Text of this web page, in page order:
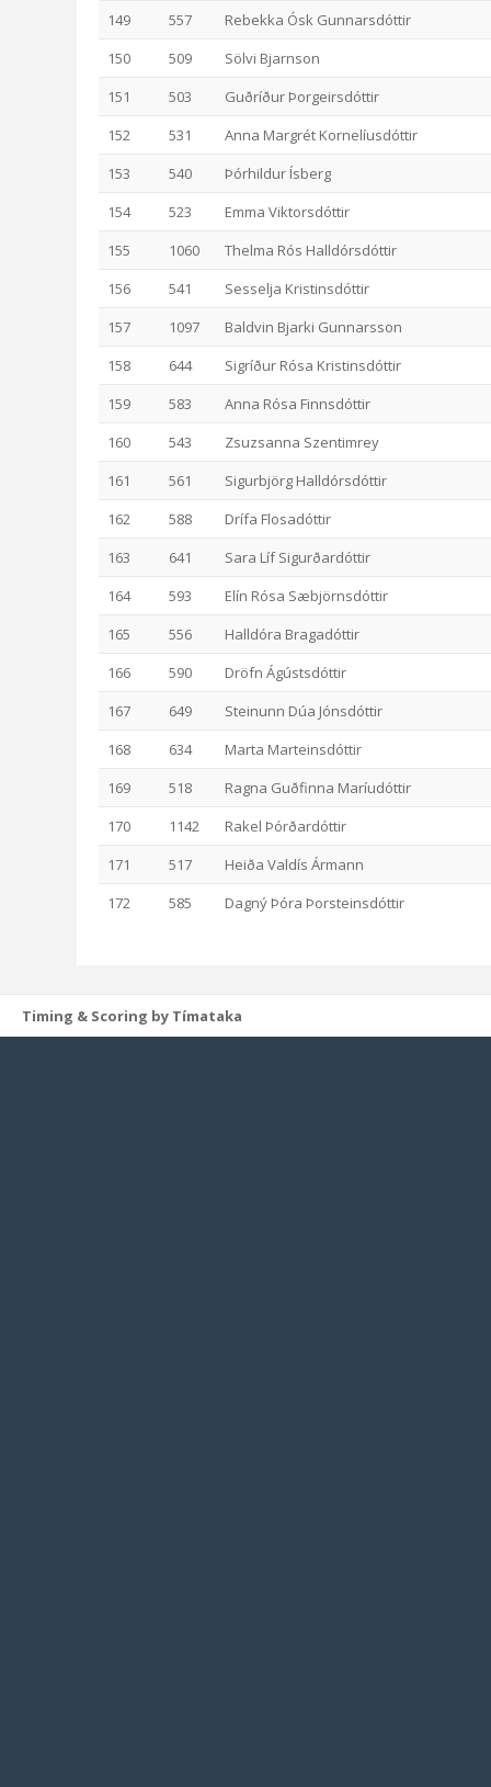
149
557
Rebekka Ósk Gunnarsdóttir
150
509
Sölvi Bjarnson
151
503
Guðríður Þorgeirsdóttir
152
531
Anna Margrét Kornelíusdóttir
153
540
Þórhildur Ísberg
154
523
Emma Viktorsdóttir
155
1060
Thelma Rós Halldórsdóttir
156
541
Sesselja Kristinsdóttir
157
1097
Baldvin Bjarki Gunnarsson
158
644
Sigríður Rósa Kristinsdóttir
159
583
Anna Rósa Finnsdóttir
160
543
Zsuzsanna Szentimrey
161
561
Sigurbjörg Halldórsdóttir
162
588
Drífa Flosadóttir
163
641
Sara Líf Sigurðardóttir
164
593
Elín Rósa Sæbjörnsdóttir
165
556
Halldóra Bragadóttir
166
590
Dröfn Ágústsdóttir
167
649
Steinunn Dúa Jónsdóttir
168
634
Marta Marteinsdóttir
169
518
Ragna Guðfinna Maríudóttir
170
1142
Rakel Þórðardóttir
171
517
Heiða Valdís Ármann
172
585 Dagný Þóra Þorsteinsdóttir
Timing & Scoring by Tímataka